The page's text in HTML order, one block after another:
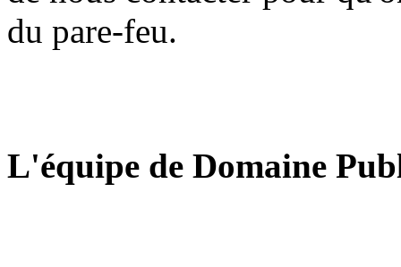
du pare-feu.
L'équipe de Domaine